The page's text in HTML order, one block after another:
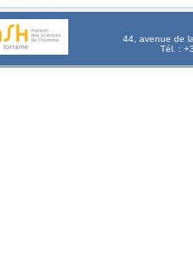
44, avenue de
Tél. :